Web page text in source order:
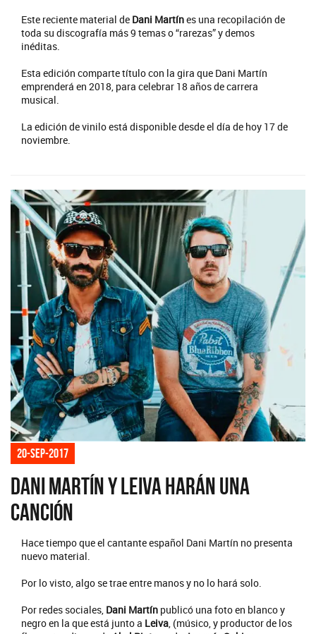
Este reciente material de Dani Martínes una recopilación de
toda su discografía más 9 temas o “rarezas” y demos
inéditas.
Esta edición comparte título con la gira que Dani Martín
emprenderá en 2018, para celebrar 18 años de carrera
musical.
La edición de vinilo está disponible desde el día de hoy 17 de
noviembre.
20-sep-2017
Dani Martín y Leiva harán una
canción
Hace tiempo que el cantante español Dani Martín no presenta
nuevo material.
Por lo visto, algo se trae entre manos y no lo hará solo.
Por redes sociales, Dani Martín publicó una foto en blanco y
negro en la que está junto a Leiva, (músico, y productor de los